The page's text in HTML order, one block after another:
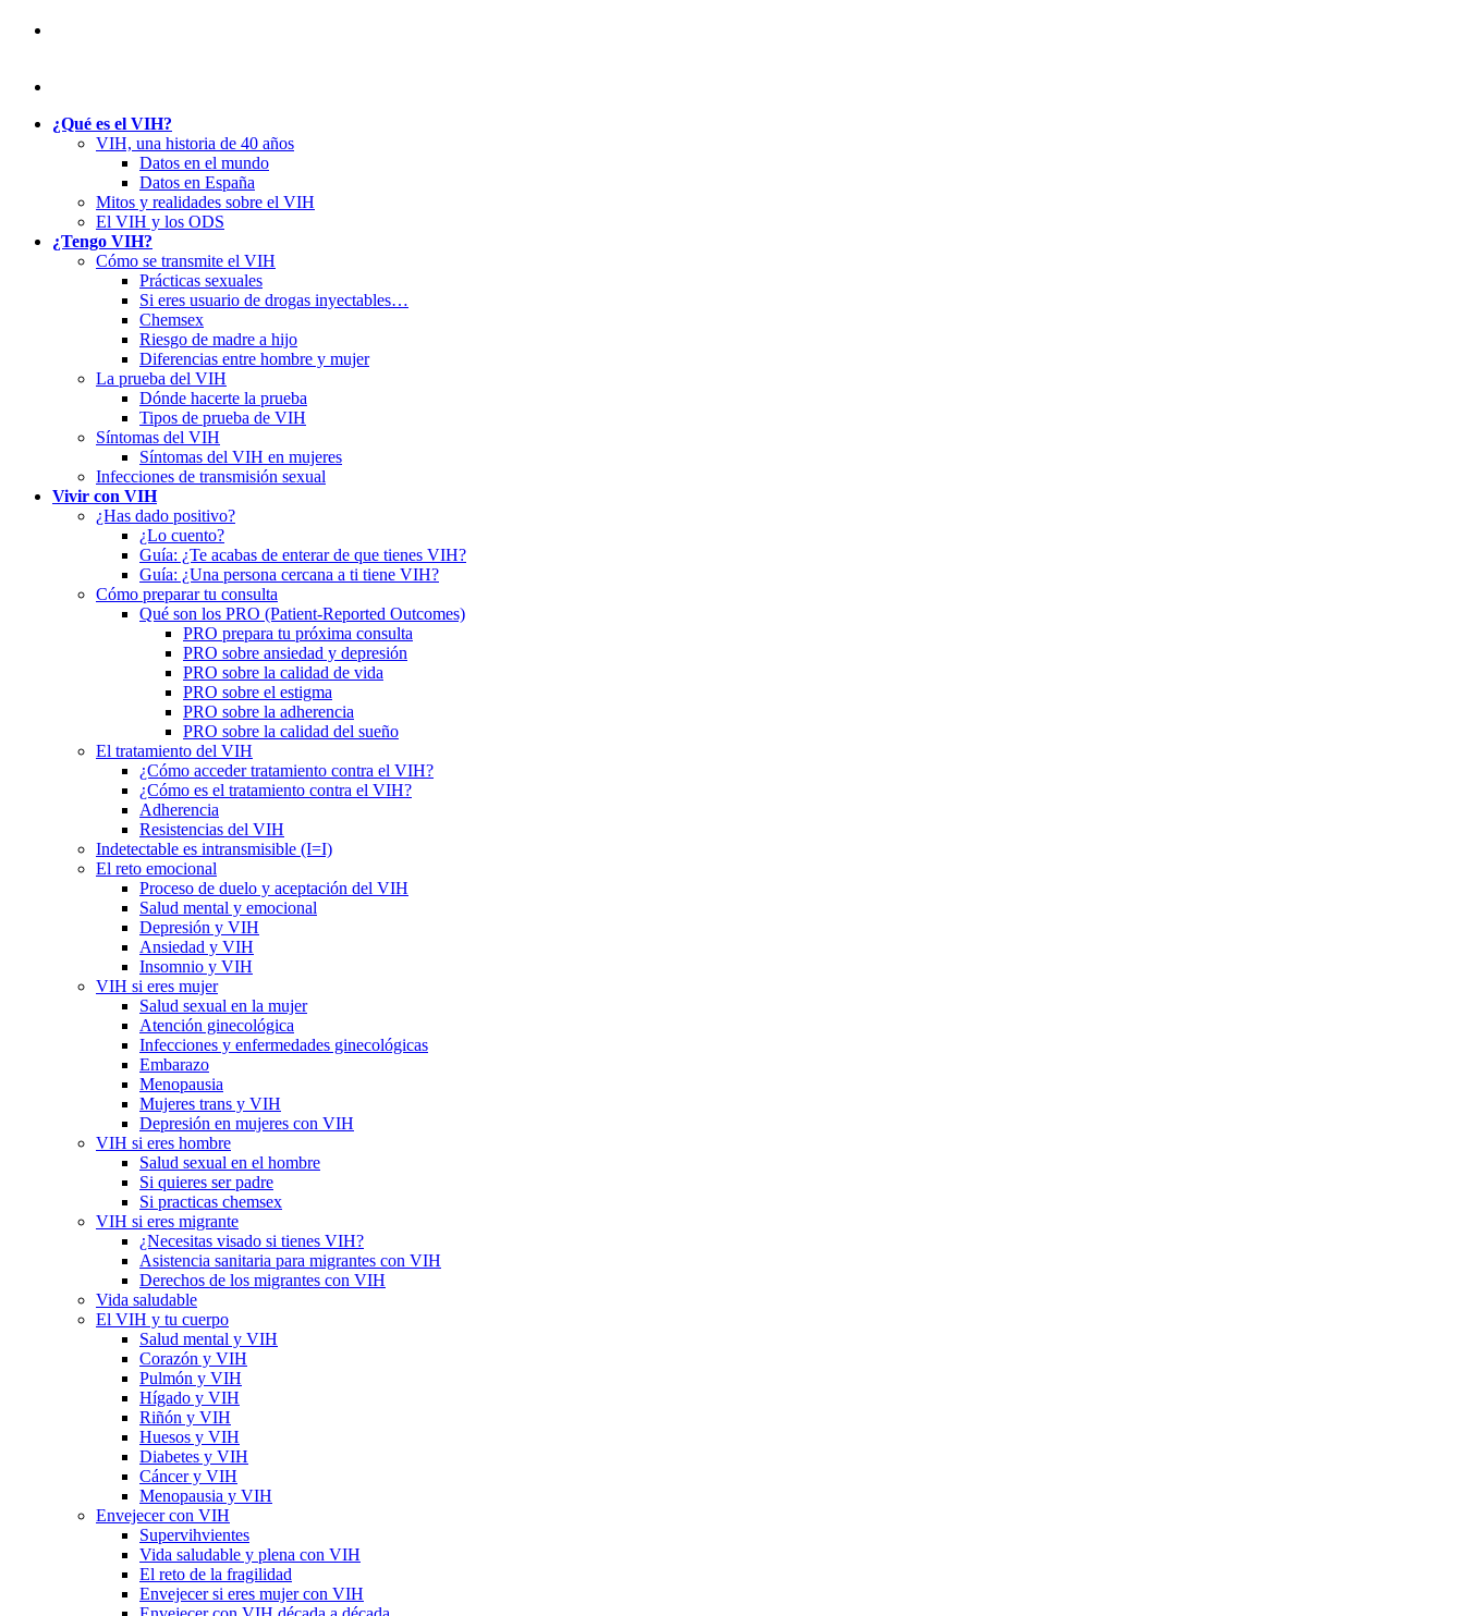
¿Qué es el VIH?
VIH, una historia de 40 años
Datos en el mundo
Datos en España
Mitos y realidades sobre el VIH
El VIH y los ODS
¿Tengo VIH?
Cómo se transmite el VIH
Prácticas sexuales
Si eres usuario de drogas inyectables…
Chemsex
Riesgo de madre a hijo
Diferencias entre hombre y mujer
La prueba del VIH
Dónde hacerte la prueba
Tipos de prueba de VIH
Síntomas del VIH
Síntomas del VIH en mujeres
Infecciones de transmisión sexual
Vivir con VIH
¿Has dado positivo?
¿Lo cuento?
Guía: ¿Te acabas de enterar de que tienes VIH?
Guía: ¿Una persona cercana a ti tiene VIH?
Cómo preparar tu consulta
Qué son los PRO (Patient-Reported Outcomes)
PRO prepara tu próxima consulta
PRO sobre ansiedad y depresión
PRO sobre la calidad de vida
PRO sobre el estigma
PRO sobre la adherencia
PRO sobre la calidad del sueño
El tratamiento del VIH
¿Cómo acceder tratamiento contra el VIH?
¿Cómo es el tratamiento contra el VIH?
Adherencia
Resistencias del VIH
Indetectable es intransmisible (I=I)
El reto emocional
Proceso de duelo y aceptación del VIH
Salud mental y emocional
Depresión y VIH
Ansiedad y VIH
Insomnio y VIH
VIH si eres mujer
Salud sexual en la mujer
Atención ginecológica
Infecciones y enfermedades ginecológicas
Embarazo
Menopausia
Mujeres trans y VIH
Depresión en mujeres con VIH
VIH si eres hombre
Salud sexual en el hombre
Si quieres ser padre
Si practicas chemsex
VIH si eres migrante
¿Necesitas visado si tienes VIH?
Asistencia sanitaria para migrantes con VIH
Derechos de los migrantes con VIH
Vida saludable
El VIH y tu cuerpo
Salud mental y VIH
Corazón y VIH
Pulmón y VIH
Hígado y VIH
Riñón y VIH
Huesos y VIH
Diabetes y VIH
Cáncer y VIH
Menopausia y VIH
Envejecer con VIH
Supervihvientes
Vida saludable y plena con VIH
El reto de la fragilidad
Envejecer si eres mujer con VIH